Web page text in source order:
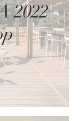
2022